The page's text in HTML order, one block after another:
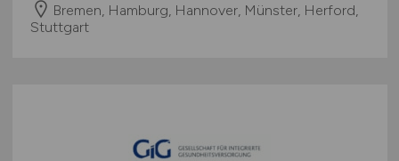
Bremen, Hamburg, Hannover, Münster, Herford,
Stuttgart